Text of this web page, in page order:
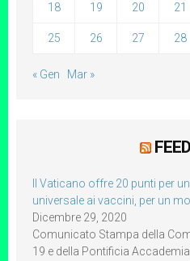
18 19 20 21
25 26 27 28
« Gen Mar »
Il Vaticano offre 20 punti per
universale ai vaccini, per un
Dicembre 29, 2020
Comunicato Stampa della
19 e della Pontificia Accademia